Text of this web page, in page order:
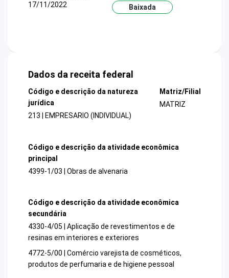
17/11/2022
Baixada
Dados da receita federal
Código e descrição da natureza
jurídica
213 | EMPRESARIO (INDIVIDUAL)
Matriz/Filial
MATRIZ
Código e descrição da atividade econômica
principal
4399-1/03 | Obras de alvenaria
Código e descrição da atividade econômica
secundária
4330-4/05 | Aplicação de revestimentos e de
resinas em interiores e exteriores
4772-5/00 | Comércio varejista de cosméticos,
produtos de perfumaria e de higiene pessoal